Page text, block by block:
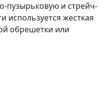
пузырьковую и стрейч-
используется жесткая
обрешетки или